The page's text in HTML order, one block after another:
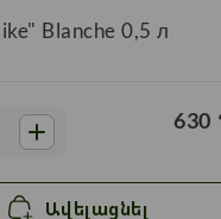
Blanche 0,5 л
630
Ավելացնել